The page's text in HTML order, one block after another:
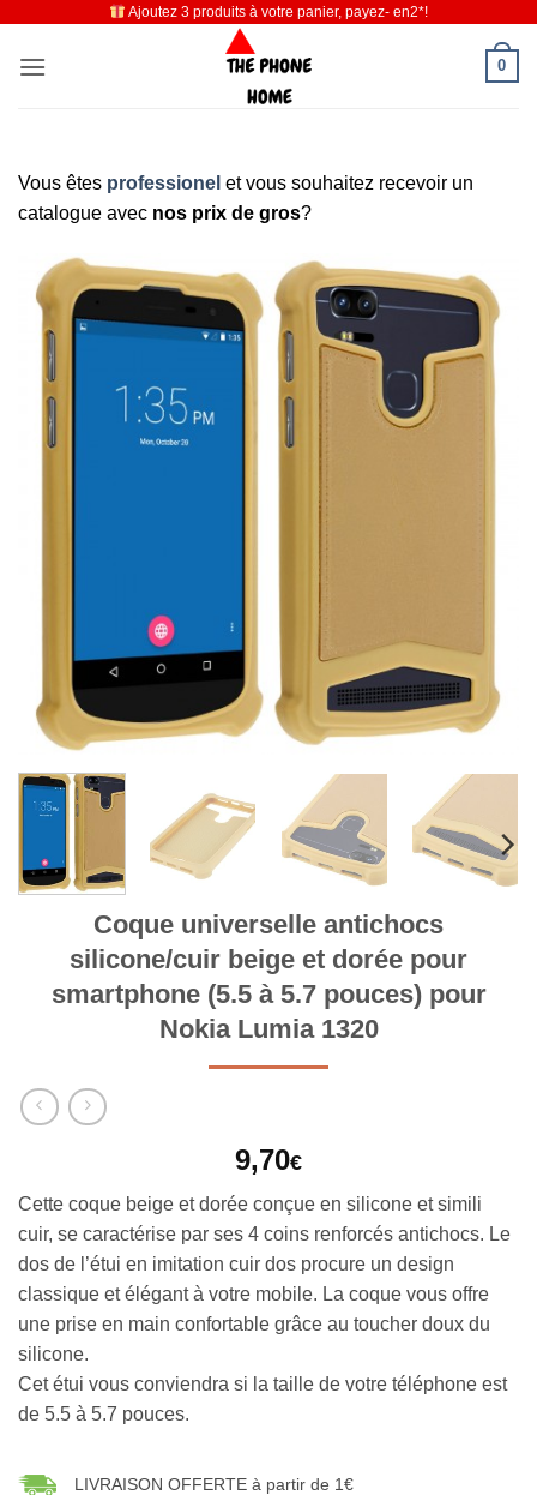
contenu
Ajoutez 3 produits à votre panier, payez- en2*!
0
Vous êtes professionel et vous souhaitez recevoir un
catalogue avec nos prix de gros?
Coque universelle antichocs
silicone/cuir beige et dorée pour
smartphone (5.5 à 5.7 pouces) pour
Nokia Lumia 1320
9,70€
Cette coque beige et dorée conçue en silicone et simili
cuir, se caractérise par ses 4 coins renforcés antichocs. Le
dos de l’étui en imitation cuir dos procure un design
classique et élégant à votre mobile. La coque vous offre
une prise en main confortable grâce au toucher doux du
silicone.
Cet étui vous conviendra si la taille de votre téléphone est
de 5.5 à 5.7 pouces.
LIVRAISON OFFERTE à partir de 1€